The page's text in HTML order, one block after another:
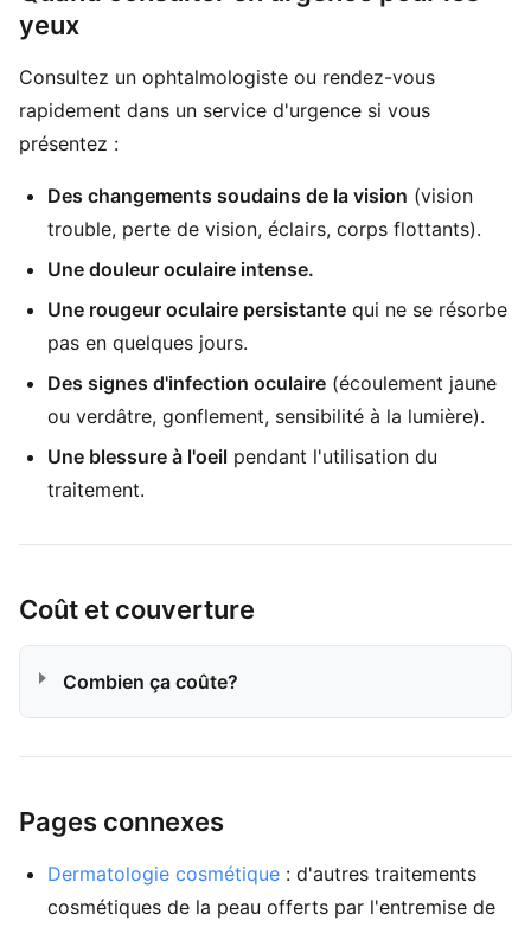
yeux
Consultez un ophtalmologiste ou rendez-vous
rapidement dans un service d'urgence si vous
présentez :
Des changements soudains de la vision (vision
trouble, perte de vision, éclairs, corps flottants).
Une douleur oculaire intense.
Une rougeur oculaire persistante qui ne se résorbe
pas en quelques jours.
Des signes d'infection oculaire (écoulement jaune
ou verdâtre, gonflement, sensibilité à la lumière).
Une blessure à l'oeil pendant l'utilisation du
traitement.
Coût et couverture
Combien ça coûte?
Pages connexes
Dermatologie cosmétique : d'autres traitements
cosmétiques de la peau offerts par l'entremise de